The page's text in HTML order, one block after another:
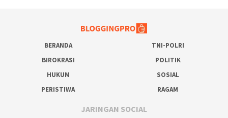
BERANDA
TNI-POLRI
BIROKRASI
POLITIK
HUKUM
SOSIAL
PERISTIWA
RAGAM
JARINGAN SOCIAL